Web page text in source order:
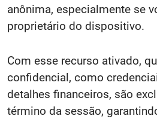
anônima, especialmente se
proprietário do dispositivo.
Com esse recurso ativado,
confidencial, como
detalhes financeiros, são
término da sessão,